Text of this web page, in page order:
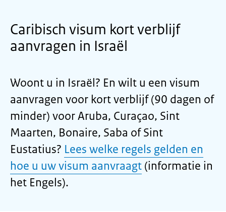
Caribisch visum kort verblijf
aanvragen in Israël
Woont u in Israël? En wilt u een visum
aanvragen voor kort verblijf (90 dagen of
minder) voor Aruba, Curaçao, Sint
Maarten, Bonaire, Saba of Sint
Eustatius? Lees welke regels gelden en
hoe u uw visum aanvraagt (informatie in
het Engels).